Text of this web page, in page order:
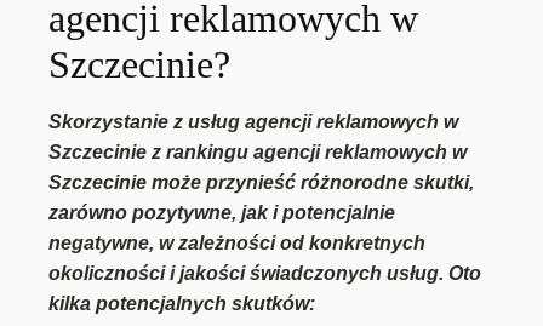
agencji reklamowych w
Szczecinie?
Skorzystanie z usług agencji reklamowych w
Szczecinie z rankingu agencji reklamowych w
Szczecinie może przynieść różnorodne skutki,
zarówno pozytywne, jak i potencjalnie
negatywne, w zależności od konkretnych
okoliczności i jakości świadczonych usług. Oto
kilka potencjalnych skutków: